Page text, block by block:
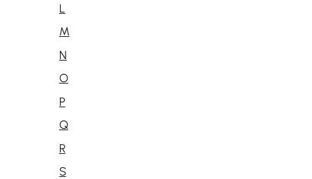
L
M
N
O
P
Q
R
S